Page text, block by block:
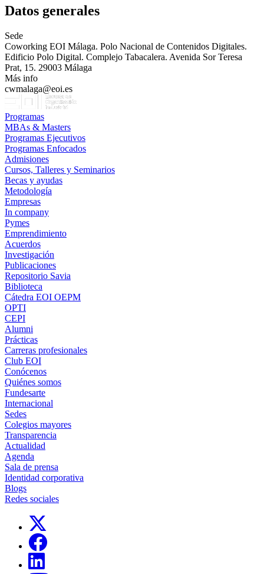
Datos generales
Sede
Coworking EOI Málaga. Polo Nacional de Contenidos Digitales.
Edificio Polo Digital. Complejo Tabacalera. Avenida Sor Teresa
Prat, 15. 29003 Málaga
Más info
cwmalaga@eoi.es
Programas
MBAs & Masters
Programas Ejecutivos
Programas Enfocados
Admisiones
Cursos, Talleres y Seminarios
Becas y ayudas
Metodología
Empresas
In company
Pymes
Emprendimiento
Acuerdos
Investigación
Publicaciones
Repositorio Savia
Biblioteca
Cátedra EOI OEPM
OPTI
CEPI
Alumni
Prácticas
Carreras profesionales
Club EOI
Conócenos
Quiénes somos
Fundesarte
Internacional
Sedes
Colegios mayores
Transparencia
Actualidad
Agenda
Sala de prensa
Identidad corporativa
Blogs
Redes sociales
Links, Opens in this window
Links, Opens in this window